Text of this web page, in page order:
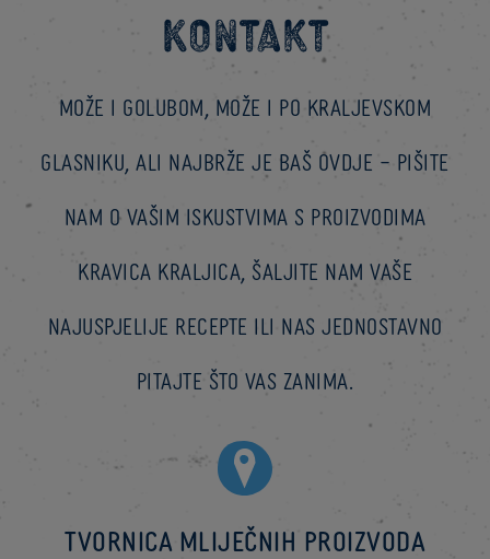
Kontakt
Može i golubom, može i po kraljevskom
glasniku, ali najbrže je baš ovdje – pišite
nam o vašim iskustvima s proizvodima
Kravica Kraljica, šaljite nam vaše
najuspjelije recepte ili nas jednostavno
pitajte što vas zanima.
Tvornica mliječnih proizvoda